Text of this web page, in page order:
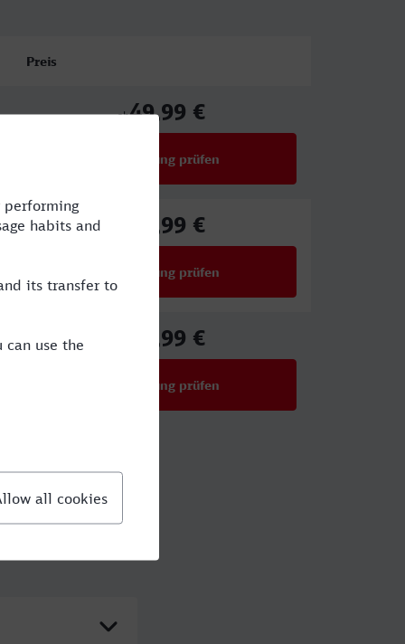
Preis
ab49,99 €
Verbindung prüfen
49,99 €
Verbindung prüfen
36,99 €
Verbindung prüfen